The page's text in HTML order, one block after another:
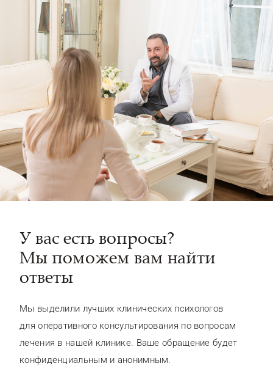
У вас есть вопросы?
Мы поможем вам найти
ответы
Мы выделили лучших клинических психологов
для оперативного консультирования по вопросам
лечения в нашей клинике. Ваше обращение будет
конфиденциальным и анонимным.